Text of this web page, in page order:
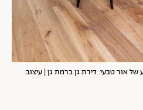
אור טבעי. דירת גן ברמת גן | עיצוב